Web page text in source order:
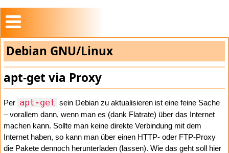
Debian GNU/Linux
apt-get via Proxy
Per apt-get sein Debian zu aktualisieren ist eine feine Sache
– vorallem dann, wenn man es (dank Flatrate) über das Internet
machen kann. Sollte man keine direkte Verbindung mit dem
Internet haben, so kann man über einen HTTP- oder FTP-Proxy
die Pakete dennoch herunterladen (lassen). Wie das geht soll hier